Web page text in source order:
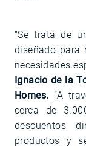
“Se trata de
diseñado para
necesidades
Ignacio de la
Homes. “A
cerca de
descuentos
productos y